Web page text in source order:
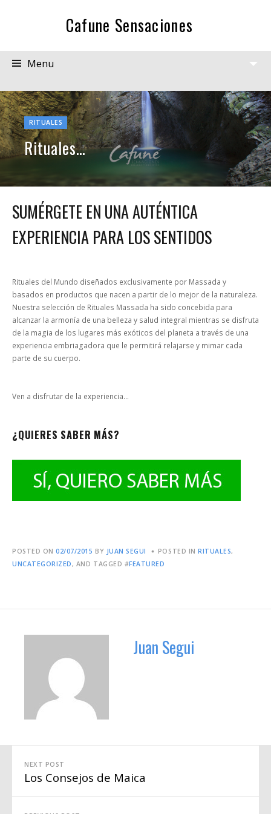
Cafune Sensaciones
Menu
Widgets
Rituales…
RITUALES
Rituales…
SUMÉRGETE EN UNA AUTÉNTICA
EXPERIENCIA PARA LOS SENTIDOS
Rituales del Mundo diseñados exclusivamente por Massada y
basados en productos que nacen a partir de lo mejor de la naturaleza.
Nuestra selección de Rituales Massada ha sido concebida para
alcanzar la armonía de una belleza y salud integral mientras se disfruta
de la magia de los lugares más exóticos del planeta a través de una
experiencia embriagadora que le permitirá relajarse y mimar cada
parte de su cuerpo.
Ven a disfrutar de la experiencia…
¿QUIERES SABER MÁS?
POSTED ON02/07/2015 BY JUAN SEGUI POSTED INRITUALES,
UNCATEGORIZED, AND TAGGED #FEATURED
Juan Segui
Navegación
entradas
NEXT POST
Los Consejos de Maica